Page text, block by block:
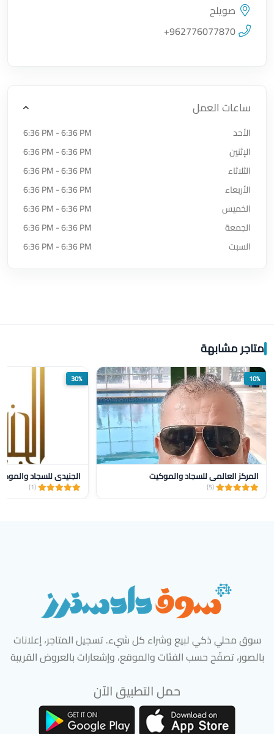
اضغط لتحميل الموقع
صويلح
+962776077870
ساعات العمل
الأحد
6:36 PM - 6:36 PM
الإثنين
6:36 PM - 6:36 PM
الثلاثاء
6:36 PM - 6:36 PM
الأربعاء
6:36 PM - 6:36 PM
الخميس
6:36 PM - 6:36 PM
الجمعة
6:36 PM - 6:36 PM
السبت
6:36 PM - 6:36 PM
متاجر مشابهة
10%
المركز العالمي للسجاد والموكيت
(5)
30%
الجنيدي للسجاد
(1)
سوق محلي ذكي لبيع وشراء كل شيء. تسجيل المتاجر، إعلانات
بالصور، تصفّح حسب الفئات والموقع، وإشعارات بالعروض القريبة
حمل التطبيق الآن